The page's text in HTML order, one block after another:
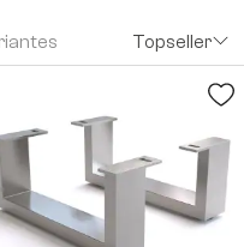
Topseller